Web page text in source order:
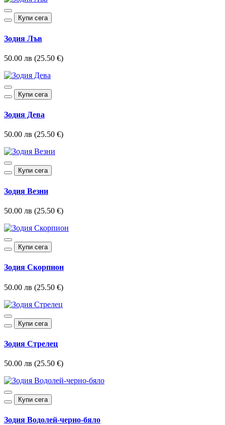
Купи сега
Зодия Лъв
50.00 лв (25.50 €)
Купи сега
Зодия Дева
50.00 лв (25.50 €)
Купи сега
Зодия Везни
50.00 лв (25.50 €)
Купи сега
Зодия Скорпион
50.00 лв (25.50 €)
Купи сега
Зодия Стрелец
50.00 лв (25.50 €)
Купи сега
Зодия Водолей-черно-бяло